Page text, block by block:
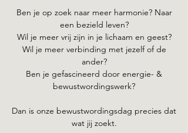
Ben je op zoek naar meer harmonie? Naar
een bezield leven?
Wil je meer vrij zijn in je lichaam en geest?
Wil je meer verbinding met jezelf of de
ander?
Ben je gefascineerd door energie- &
bewustwordingswerk?
Dan is onze bewustwordingsdag precies dat
wat jij zoekt.